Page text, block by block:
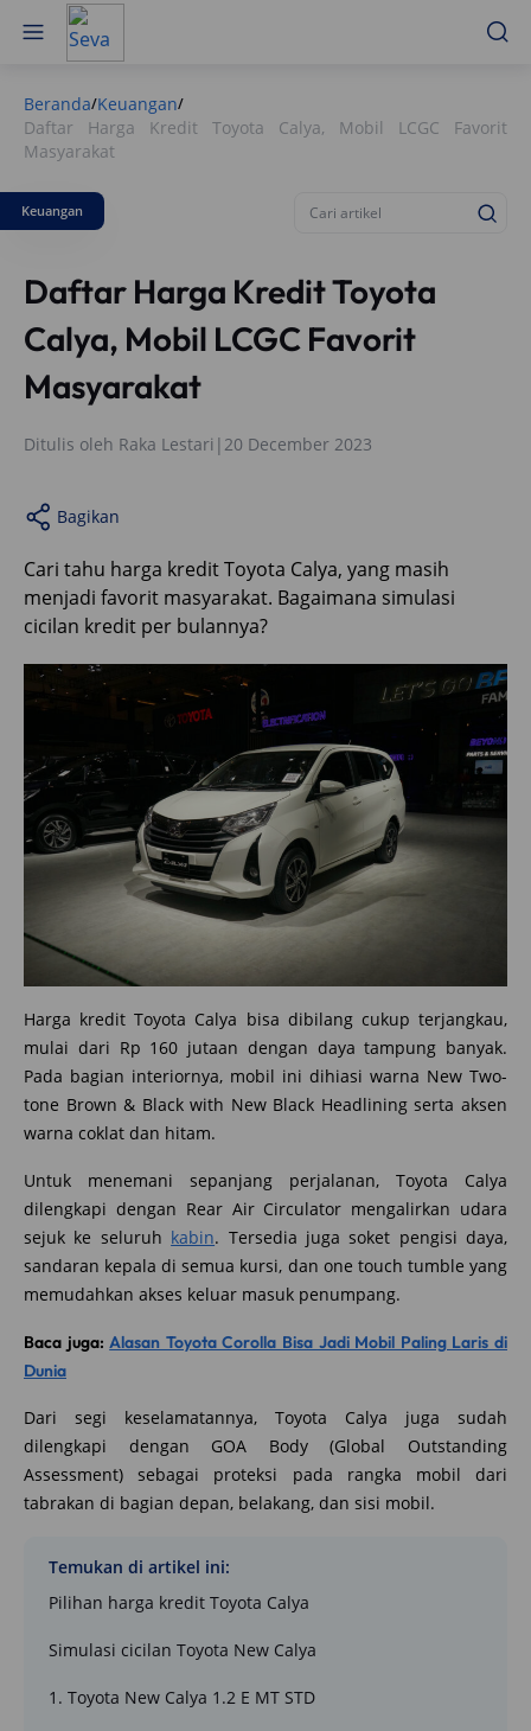
Beranda/Keuangan/
Daftar Harga Kredit Toyota Calya, Mobil LCGC Favorit
Masyarakat
Keuangan
Daftar Harga Kredit Toyota
Calya, Mobil LCGC Favorit
Masyarakat
Ditulis oleh Raka Lestari | 20 December 2023
Bagikan
Cari tahu harga kredit Toyota Calya, yang masih
menjadi favorit masyarakat. Bagaimana simulasi
cicilan kredit per bulannya?
Harga kredit Toyota Calya bisa dibilang cukup terjangkau,
mulai dari Rp 160 jutaan dengan daya tampung banyak.
Pada bagian interiornya, mobil ini dihiasi warna New Two-
tone Brown & Black with New Black Headlining serta aksen
warna coklat dan hitam.
Untuk menemani sepanjang perjalanan, Toyota Calya
dilengkapi dengan Rear Air Circulator mengalirkan udara
sejuk ke seluruh kabin. Tersedia juga soket pengisi daya,
sandaran kepala di semua kursi, dan one touch tumble yang
memudahkan akses keluar masuk penumpang.
Baca juga:Alasan Toyota Corolla Bisa Jadi Mobil Paling Laris di
Dunia
Dari segi keselamatannya, Toyota Calya juga sudah
dilengkapi dengan GOA Body (Global Outstanding
Assessment) sebagai proteksi pada rangka mobil dari
tabrakan di bagian depan, belakang, dan sisi mobil.
Temukan di artikel ini:
Pilihan harga kredit Toyota Calya
Simulasi cicilan Toyota New Calya
1. Toyota New Calya 1.2 E MT STD